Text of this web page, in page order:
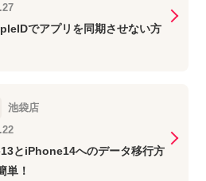
でアプリを同期させない方
池袋店
とiPhone14へのデータ移行方
単！